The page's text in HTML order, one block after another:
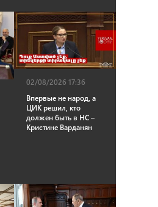
02/08/2026 17:36
Впервые не народ, а
ЦИК решил, кто
должен быть в НС –
Кристине Варданян